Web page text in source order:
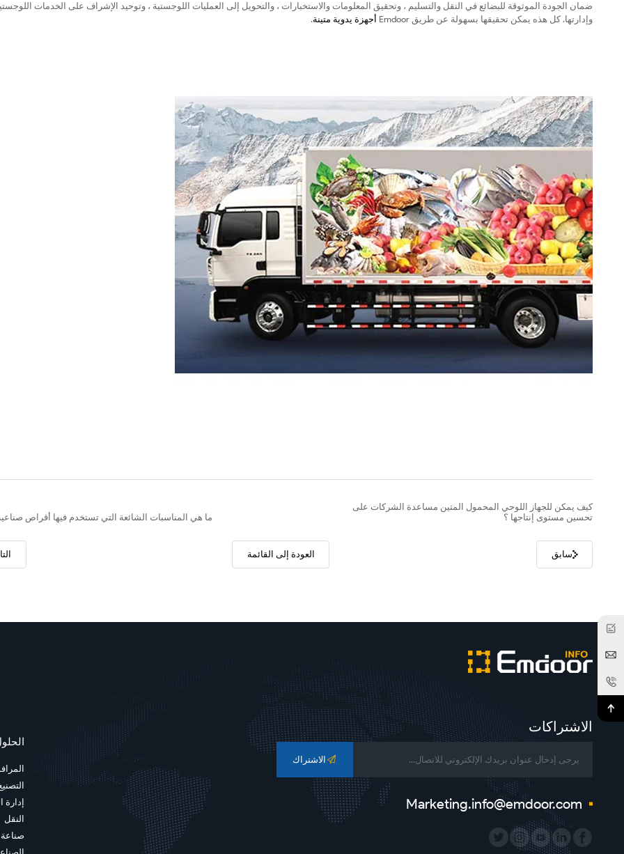
ضمان الجودة الموثوقة للبضائع في النقل والتسليم ، وتحقيق المعلومات والاستخبارات ، والتحويل إلى العمليات اللوجستية ، وتوحيد الإشراف على الخدمات
وإدارتها. كل هذه يمكن تحقيقها بسهولة عن طريق Emdoor
أجهزة يدوية متينة.
كيف يمكن للجهاز اللوحي المحمول المتين مساعدة الشركات على
تحسين مستوى إنتاجها ؟
سابق العودة إلى القائمة
ما هي المناسبات الشائعة التي تستخدم فيها أقراص
الاشتراكات
الاشتراك
Marketing.info@emdoor.com
النقل
صناعة